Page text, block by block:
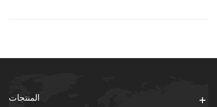
المنتجات